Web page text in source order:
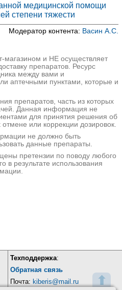
⬆
медицинской помощи
степени тяжести
Модератор контента: Васин А.С.
магазином и НЕ осуществляет
препаратов. Ресурс
между вами и
аптечными пунктами, которые и
препаратов, часть из которых
Данная информация не
для принятия решения об
или коррекции дозировок.
не должно быть
данные препараты.
претензии по поводу любого
в результате использования
Техподдержка:
Обратная связь
Почта: kiberis@mail.ru